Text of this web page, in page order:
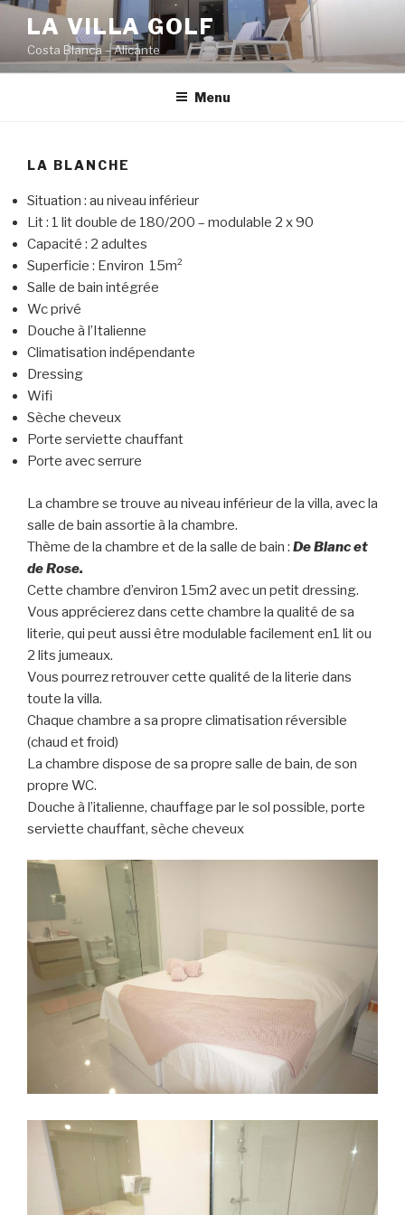
Aller
contenu
principal
LA VILLA GOLF
Costa Blanca – Alicante
Menu
LA BLANCHE
Situation : au niveau inférieur
Lit : 1 lit double de 180/200 – modulable 2 x 90
Capacité : 2 adultes
Superficie : Environ 15m²
Salle de bain intégrée
Wc privé
Douche à l’Italienne
Climatisation indépendante
Dressing
Wifi
Sèche cheveux
Porte serviette chauffant
Porte avec serrure
La chambre se trouve au niveau inférieur de la villa, avec la
salle de bain assortie à la chambre.
Thème de la chambre et de la salle de bain : De Blanc et
de Rose.
Cette chambre d’environ 15m2 avec un petit dressing.
Vous apprécierez dans cette chambre la qualité de sa
literie, qui peut aussi être modulable facilement en1 lit ou
2 lits jumeaux.
Vous pourrez retrouver cette qualité de la literie dans
toute la villa.
Chaque chambre a sa propre climatisation réversible
(chaud et froid)
La chambre dispose de sa propre salle de bain, de son
propre WC.
Douche à l’italienne, chauffage par le sol possible, porte
serviette chauffant, sèche cheveux